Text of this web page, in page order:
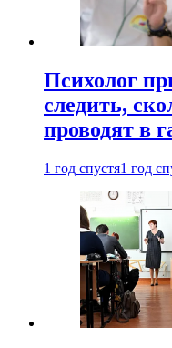
Психолог
следить,
проводят в
1 год спустя1 год